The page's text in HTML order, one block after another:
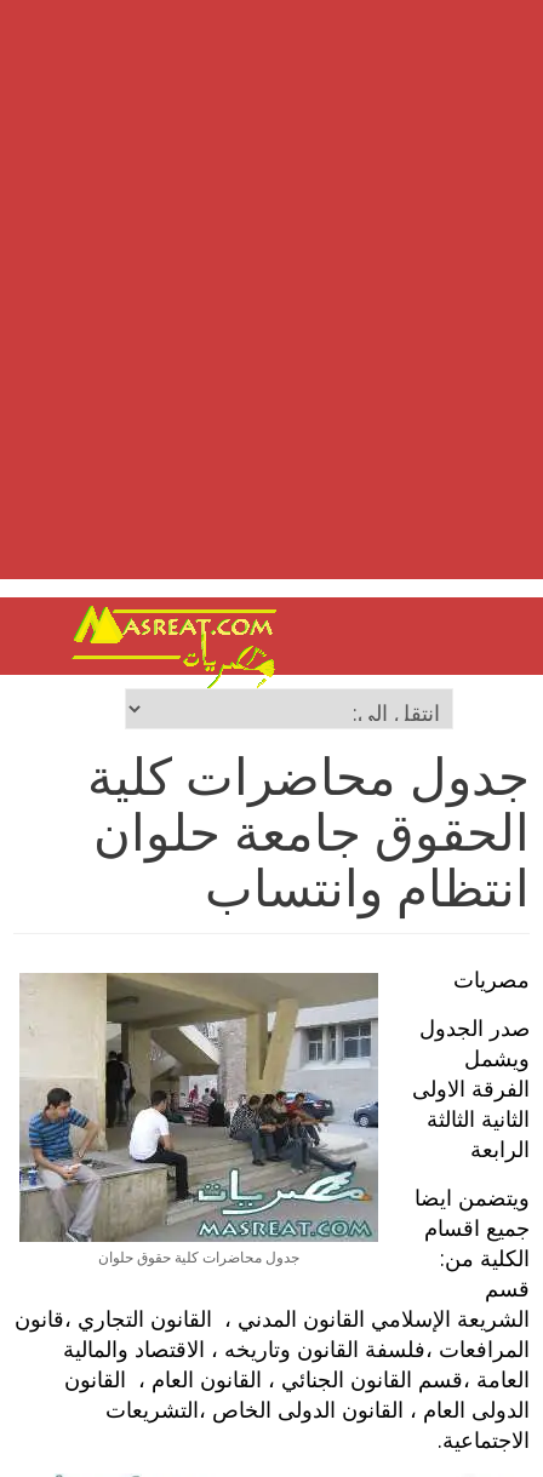
جدول محاضرات كلية
الحقوق جامعة حلوان
انتظام وانتساب
جدول محاضرات كلية حقوق حلوان
مصريات
صدر الجدول
ويشمل
الفرقة الاولى
الثانية الثالثة
الرابعة
ويتضمن ايضا
جميع اقسام
الكلية من:
قسم
الشريعة الإسلامي القانون المدني ، القانون التجاري ،قانون
المرافعات ،فلسفة القانون وتاريخه ، الاقتصاد والمالية
العامة ،قسم القانون الجنائي ، القانون العام ، القانون
الدولى العام ، القانون الدولى الخاص ،التشريعات
الاجتماعية.